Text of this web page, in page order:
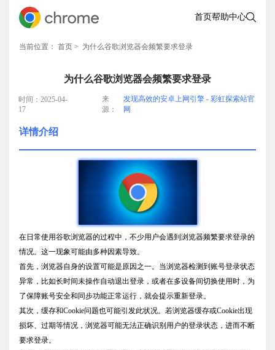
首页帮助中心
当前位置： 首页 > 为什么谷歌浏览器会频繁要求登录
为什么谷歌浏览器会频繁要求登录
时间：2025-04-
17
来
源：
发现高效的安卓上网引擎 - 彩虹探索站官
网
详情介绍
在日常使用谷歌浏览器的过程中，不少用户会遇到浏览器频繁要求登录的
情况。这一现象可能由多种因素导致。
首先，浏览器自身的设置可能是原因之一。当浏览器检测到账号登录状态
异常，比如长时间未操作自动退出登录，或者在多设备间切换使用时，为
了保障账号安全和同步功能正常运行，就会提示重新登录。
其次，缓存和Cookie问题也可能引发此状况。若浏览器缓存或Cookie出现
损坏、过期等情况，浏览器可能无法正确识别用户的登录状态，进而不断
要求登录。